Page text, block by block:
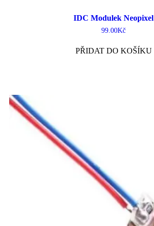
IDC Modulek Neopixel
99.00Kč
PŘIDAT DO KOŠÍKU